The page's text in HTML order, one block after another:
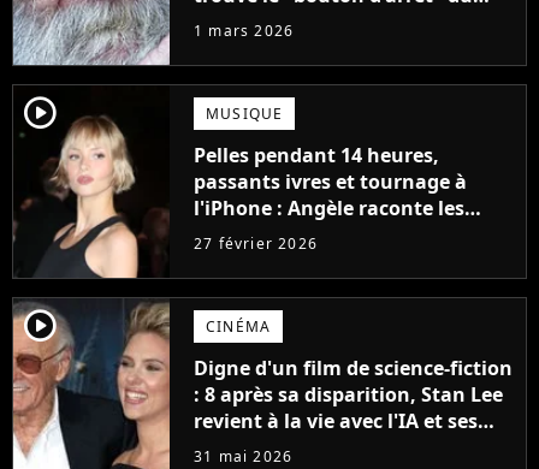
vieillissement qui pourrait nous
supplémentaires
1 mars 2026
player2 MUSIQUE
Pelles pendant 14 heures,
passants ivres et tournage à
l'iPhone : Angèle raconte les
coulisses folles de son nouveau
27 février 2026
player2 CINÉMA
Digne d'un film de science-fiction
: 8 après sa disparition, Stan Lee
revient à la vie avec l'IA et ses
fans sont mécontents
31 mai 2026